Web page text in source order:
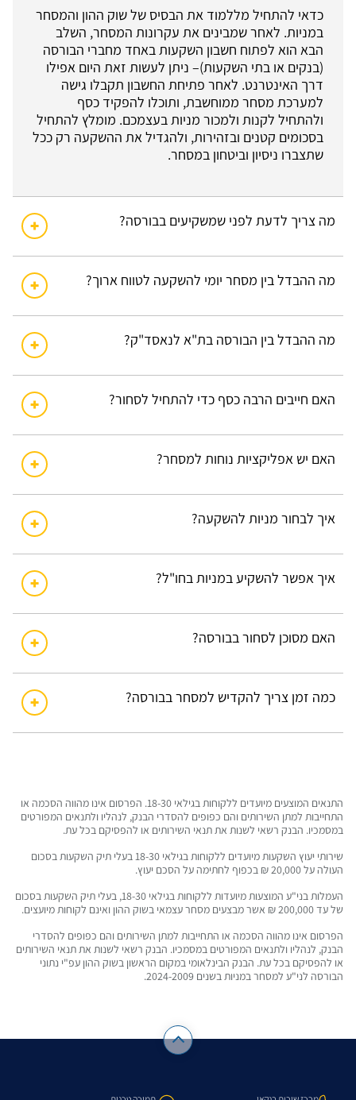
כדאי להתחיל מללמוד את הבסיס של שוק ההון והמסחר
במניות. לאחר שמבינים את עקרונות המסחר, השלב
הבא הוא לפתוח חשבון השקעות באחד מחברי הבורסה
(בנקים או בתי השקעות)– ניתן לעשות זאת היום אפילו
דרך האינטרנט. לאחר פתיחת החשבון תקבלו גישה
למערכת מסחר ממוחשבת, ותוכלו להפקיד כסף
ולהתחיל לקנות ולמכור מניות בעצמכם. מומלץ להתחיל
בסכומים קטנים ובזהירות, ולהגדיל את ההשקעה רק ככל
שתצברו ניסיון וביטחון במסחר.
מה צריך לדעת לפני שמשקיעים בבורסה?
מה ההבדל בין מסחר יומי להשקעה לטווח ארוך?
מה ההבדל בין הבורסה בת"א לנאסד"ק?
האם חייבים הרבה כסף כדי להתחיל לסחור?
האם יש אפליקציות נוחות למסחר?
איך לבחור מניות להשקעה?
איך אפשר להשקיע במניות בחו"ל?
האם מסוכן לסחור בבורסה?
כמה זמן צריך להקדיש למסחר בבורסה?
התנאים המוצעים מיועדים ללקוחות בגילאי 18-30. הפרסום אינו מהווה הסכמה או
התחייבות למתן השירותים והם כפופים להסדרי הבנק, לנהליו ולתנאים המפורטים
במסמכיו. הבנק רשאי לשנות את תנאי השירותים או להפסיקם בכל עת.
שירותי יעוץ השקעות מיועדים ללקוחות בגילאי 18-30 בעלי תיק השקעות בסכום
העולה על 20,000 ₪ בכפוף לחתימה על הסכם יעוץ.
העמלות בני"ע המוצעות מיועדות ללקוחות בגילאי 18-30, בעלי תיק השקעות בסכום
של עד 200,000 ₪ אשר מבצעים מסחר עצמאי בשוק ההון ואינם לקוחות מיועצים.
הפרסום אינו מהווה הסכמה או התחייבות למתן השירותים והם כפופים להסדרי
הבנק, לנהליו ולתנאים המפורטים במסמכיו. הבנק רשאי לשנות את תנאי השירותים
או להפסיקם בכל עת. הבנק הבינלאומי במקום הראשון בשוק ההון עפ"י נתוני
הבורסה לני"ע למסחר במניות בשנים 2024-2009.